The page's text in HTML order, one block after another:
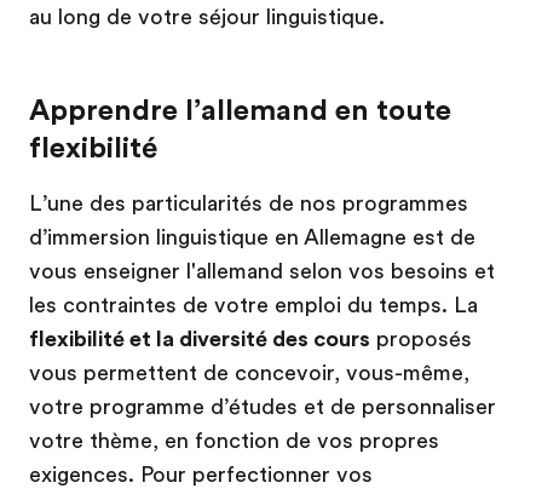
au long de votre séjour linguistique.
Apprendre l’allemand en toute
flexibilité
L’une des particularités de nos programmes
d’immersion linguistique en Allemagne est de
vous enseigner l'allemand selon vos besoins et
les contraintes de votre emploi du temps. La
flexibilité et la diversité des cours proposés
vous permettent de concevoir, vous-même,
votre programme d’études et de personnaliser
votre thème, en fonction de vos propres
exigences. Pour perfectionner vos